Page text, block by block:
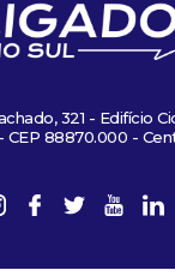
321 - Edifício
CEP 88870.000 -